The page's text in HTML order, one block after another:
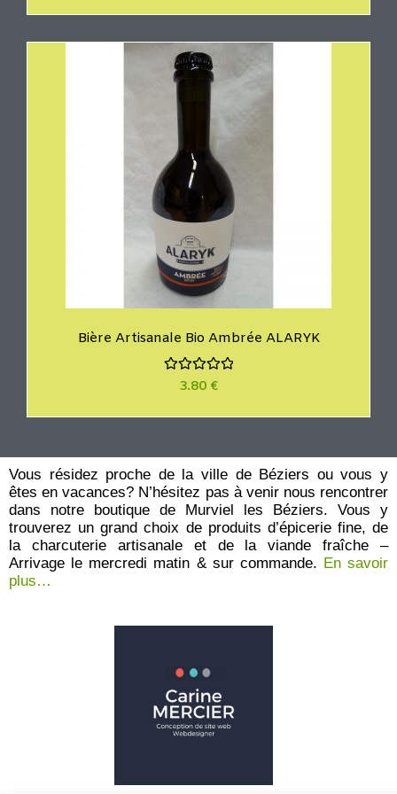
e
s
Bière Artisanale Bio Ambrée ALARYK
e
u
r
5
3.80 €
Vous résidez proche de la ville de Béziers ou vous y
êtes en vacances? N’hésitez pas à venir nous rencontrer
dans notre boutique de Murviel les Béziers. Vous y
trouverez un grand choix de produits d’épicerie fine, de
la charcuterie artisanale et de la viande fraîche –
Arrivage le mercredi matin & sur commande. En savoir
plus…